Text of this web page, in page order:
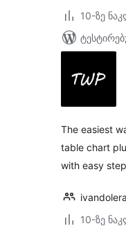
10-ზე
The easiest
table chart
with easy
ivandolera
10-ზე